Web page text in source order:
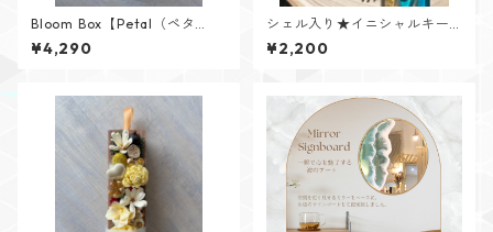
Bloom Box【Petal（ペタ
ル）】メッセージカード付け
られます✨
¥4,290
シェル入り★イニシャルキー
リング【Cristal Oceanシリー
ズ】
¥2,200